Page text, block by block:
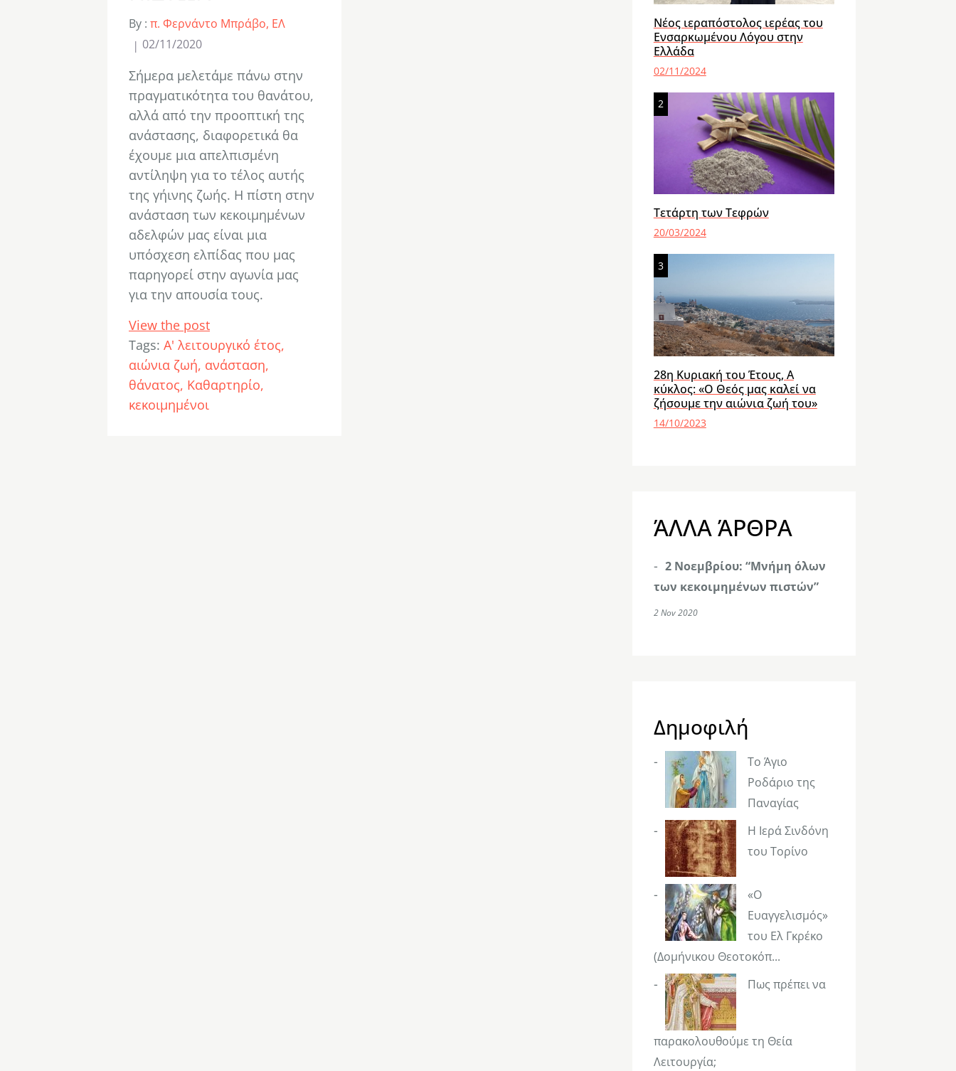
By : π. Φερνάντο Μπράβο, ΕΛ
02/11/2020
Σήμερα μελετάμε πάνω στην
πραγματικότητα του θανάτου,
αλλά από την προοπτική της
ανάστασης, διαφορετικά θα
έχουμε μια απελπισμένη
αντίληψη για το τέλος αυτής
της γήινης ζωής. Η πίστη στην
ανάσταση των κεκοιμημένων
αδελφών μας είναι μια
υπόσχεση ελπίδας που μας
παρηγορεί στην αγωνία μας
για την απουσία τους.
View the post
Tags: Α' λειτουργικό έτος
αιώνια ζωή ανάσταση
θάνατος Καθαρτηρίο
κεκοιμημένοι
Νέος ιεραπόστολος ιερέας του
Ενσαρκωμένου Λόγου στην
Ελλάδα
02/11/2024
2
Τετάρτη των Τεφρών
20/03/2024
3
28η Κυριακή του Έτους, Α
κύκλος: «Ο Θεός μας καλεί να
ζήσουμε την αιώνια ζωή του»
14/10/2023
ΆΛΛΑ ΆΡΘΡΑ
2 Νοεμβρίου: “Μνήμη όλων
των κεκοιμημένων πιστών”
2 Nov 2020
Δημοφιλή
Το Άγιο
Ροδάριο της
Παναγίας
Η Ιερά Σινδόνη
του Τορίνο
«Ο
Ευαγγελισμός»
του Ελ Γκρέκο
(Δομήνικου Θεοτοκόπ...
Πως πρέπει να
παρακολουθούμε τη Θεία
Λειτουργία;